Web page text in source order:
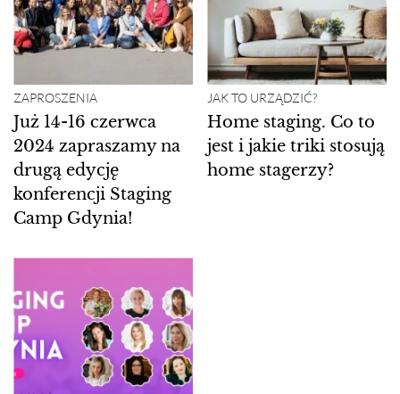
ZAPROSZENIA
Już 14-16 czerwca
2024 zapraszamy na
drugą edycję
konferencji Staging
Camp Gdynia!
JAK TO URZĄDZIĆ?
Home staging. Co to
jest i jakie triki stosują
home stagerzy?